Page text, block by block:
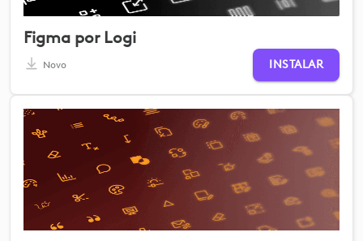
Figma por Logi
Novo INSTALAR